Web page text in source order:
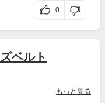
0
ベルト
もっと見る